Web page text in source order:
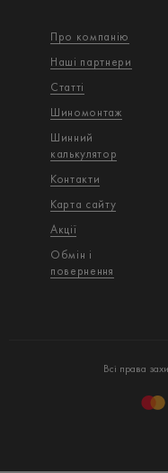
Про компанію
Наші партнери
Статті
Шиномонтаж
Шинний
калькулятор
Контакти
Карта сайту
Акції
Обмін і
повернення
Всі права